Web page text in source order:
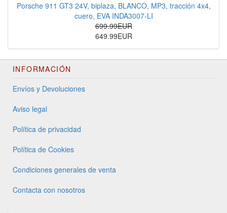
Porsche 911 GT3 24V, biplaza, BLANCO, MP3, tracción 4x4,
cuero, EVA INDA3007-LI
699.99EUR
649.99EUR
INFORMACIÓN
Envíos y Devoluciones
Aviso legal
Política de privacidad
Política de Cookies
Condiciones generales de venta
Contacta con nosotros